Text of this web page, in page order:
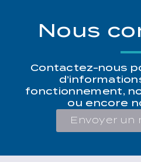
Nous
Contactez-nous
fonctionnement,
ou encore
Envoyer un